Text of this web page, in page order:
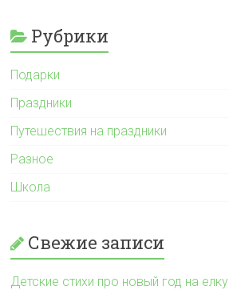
Рубрики
Подарки
Праздники
Путешествия на праздники
Разное
Школа
Свежие записи
Детские стихи про новый год на елку